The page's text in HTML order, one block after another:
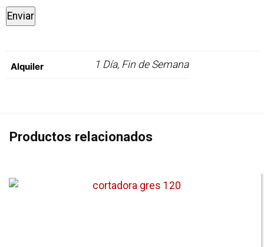
Alquiler 1 Día, Fin de Semana
Productos relacionados